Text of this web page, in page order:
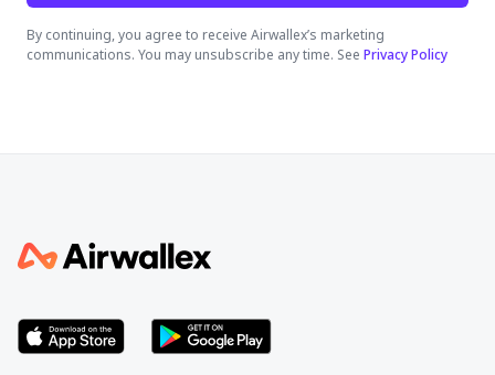
By continuing, you agree to receive Airwallex’s marketing
communications. You may unsubscribe any time. See Privacy Policy